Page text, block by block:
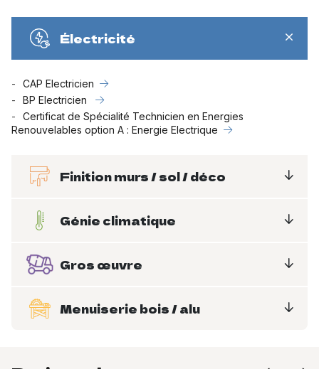
Électricité
CAP Electricien
BP Electricien
Certificat de Spécialité Technicien en Energies
Renouvelables option A : Energie Electrique
Finition murs / sol / déco
Génie climatique
Gros œuvre
Menuiserie bois / alu